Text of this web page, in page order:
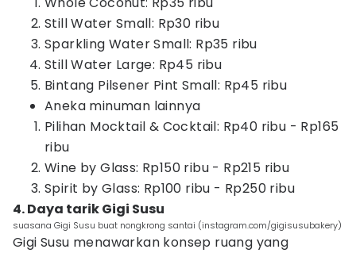
Still Water Small: Rp30 ribu
Sparkling Water Small: Rp35 ribu
Still Water Large: Rp45 ribu
Bintang Pilsener Pint Small: Rp45 ribu
Aneka minuman lainnya
Pilihan Mocktail & Cocktail: Rp40 ribu - Rp165
ribu
Wine by Glass: Rp150 ribu - Rp215 ribu
Spirit by Glass: Rp100 ribu - Rp250 ribu
4. Daya tarik Gigi Susu
suasana Gigi Susu buat nongkrong santai (instagram.com/gigisusubakery)
Gigi Susu menawarkan konsep ruang yang